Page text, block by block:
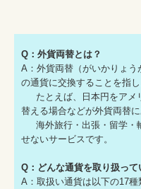
Q：外貨両替とは？
A：外貨両替（がいかりょ
の通貨に交換することを指し
たとえば、日本円をアメ
替える場合などが外貨両替に
海外旅行・出張・留学・
せないサービスです。
Q：どんな通貨を取り扱って
A：取扱い通貨は以下の17種